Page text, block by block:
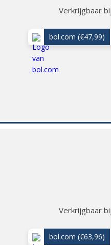
Verkrijgbaar
bol.com (€47,99)
Verkrijgbaar
bol.com (€63,96)